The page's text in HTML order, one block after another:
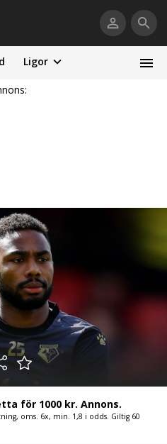
Ligor
för 1000 kr. Annons.
oms. 6x, min. 1,8 i odds. Giltig 60